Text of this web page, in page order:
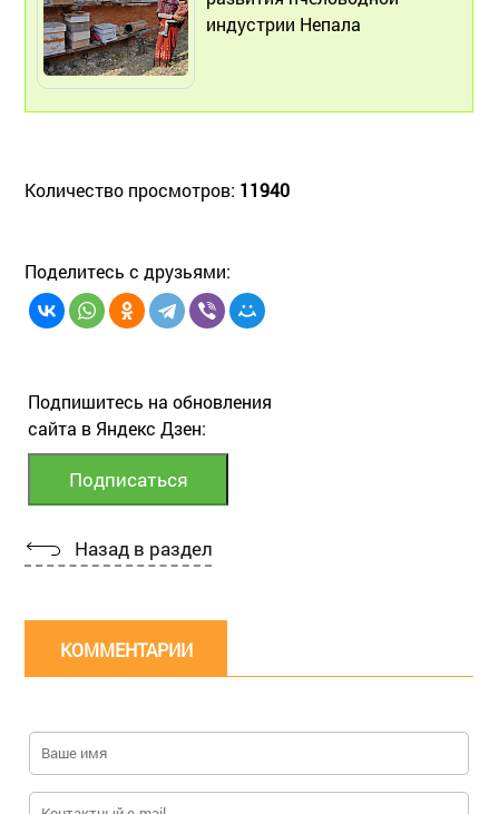
индустрии Непала
Количество просмотров: 11940
Поделитесь с друзьями:
Подпишитесь на обновления
сайта в Яндекс Дзен:
Назад в раздел
КОММЕНТАРИИ